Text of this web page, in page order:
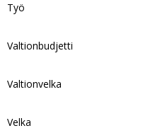
Työ
Valtionbudjetti
Valtionvelka
Velka